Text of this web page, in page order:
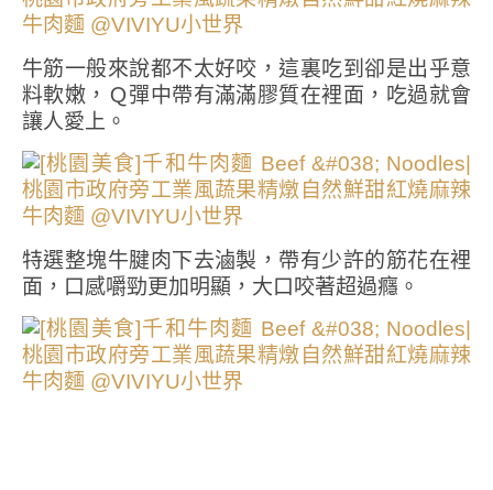
牛筋一般來說都不太好咬，這裏吃到卻是出乎意
料軟嫩，Ｑ彈中帶有滿滿膠質在裡面，吃過就會
讓人愛上。
特選整塊牛腱肉下去滷製，帶有少許的筋花在裡
面，口感嚼勁更加明顯，大口咬著超過癮。